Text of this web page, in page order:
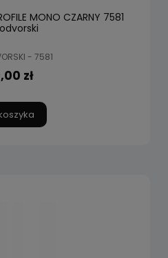
MONO CZARNY 7581
- 7581
zł